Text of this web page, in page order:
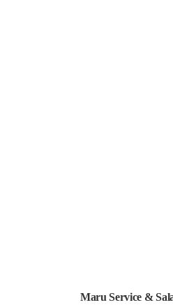
Maru Service &